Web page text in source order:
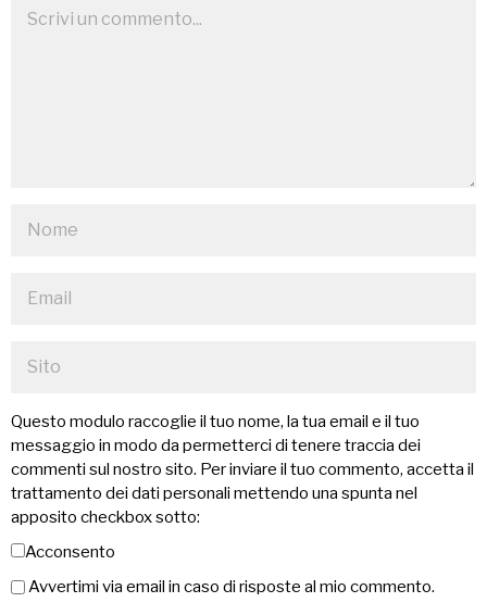
Questo modulo raccoglie il tuo nome, la tua email e il tuo
messaggio in modo da permetterci di tenere traccia dei
commenti sul nostro sito. Per inviare il tuo commento, accetta il
trattamento dei dati personali mettendo una spunta nel
apposito checkbox sotto:
Acconsento
Avvertimi via email in caso di risposte al mio commento.